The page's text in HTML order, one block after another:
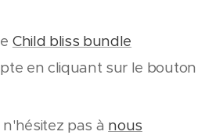
Child bliss bundle
en cliquant sur le bouton
pas à nous